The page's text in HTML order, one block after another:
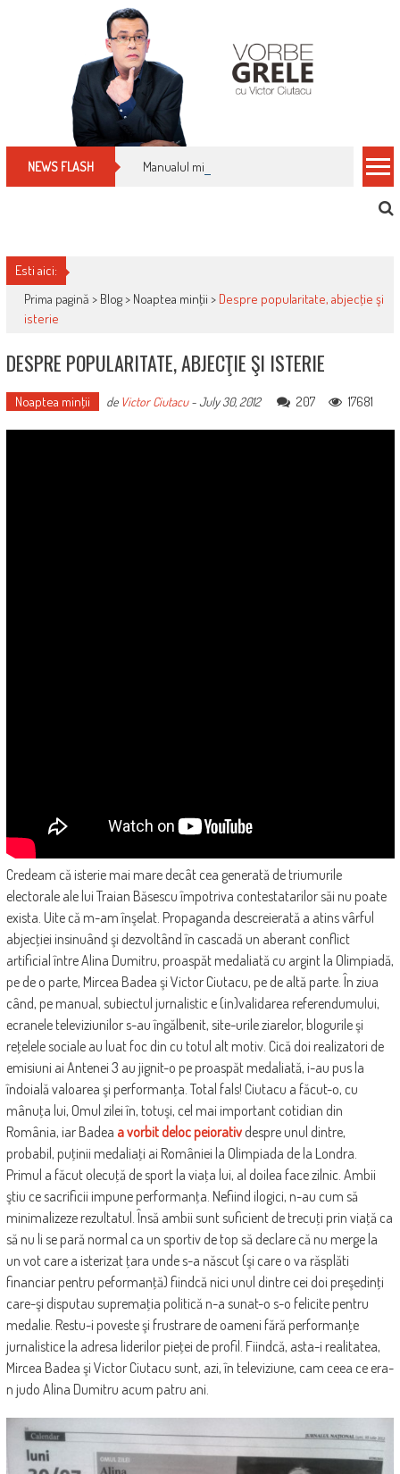
NEWS FLASH Manualul micului cititor de facturi: nu plăti
Esti aici:
Prima pagină > Blog> Noaptea minţii > Despre popularitate, abjecţie şi
isterie
DESPRE POPULARITATE, ABJECŢIE ŞI ISTERIE
Noaptea minţii de Victor Ciutacu-July 30, 2012 207 17681
Credeam că isterie mai mare decât cea generată de triumurile
electorale ale lui Traian Băsescu împotriva contestatarilor săi nu poate
exista. Uite că m-am înşelat. Propaganda descreierată a atins vârful
abjecţiei insinuând şi dezvoltând în cascadă un aberant conflict
artificial între Alina Dumitru, proaspăt medaliată cu argint la Olimpiadă,
pe de o parte, Mircea Badea şi Victor Ciutacu, pe de altă parte. În ziua
când, pe manual, subiectul jurnalistic e (in)validarea referendumului,
ecranele televiziunilor s-au îngălbenit, site-urile ziarelor, blogurile şi
reţelele sociale au luat foc din cu totul alt motiv. Cică doi realizatori de
emisiuni ai Antenei 3 au jignit-o pe proaspăt medaliată, i-au pus la
îndoială valoarea şi performanţa. Total fals! Ciutacu a făcut-o, cu
mânuţa lui, Omul zilei în, totuşi, cel mai important cotidian din
România, iar Badea a vorbit deloc peiorativdespre unul dintre,
probabil, puţinii medaliaţi ai României la Olimpiada de la Londra.
Primul a făcut olecuţă de sport la viaţa lui, al doilea face zilnic. Ambii
ştiu ce sacrificii impune performanţa. Nefiind ilogici, n-au cum să
minimalizeze rezultatul. Însă ambii sunt suficient de trecuţi prin viaţă ca
să nu li se pară normal ca un sportiv de top să declare că nu merge la
un vot care a isterizat ţara unde s-a născut (şi care o va răsplăti
financiar pentru peformanţă) fiindcă nici unul dintre cei doi preşedinţi
care-şi disputau supremaţia politică n-a sunat-o s-o felicite pentru
medalie. Restu-i poveste şi frustrare de oameni fără performanţe
jurnalistice la adresa liderilor pieţei de profil. Fiindcă, asta-i realitatea,
Mircea Badea şi Victor Ciutacu sunt, azi, în televiziune, cam ceea ce era-
n judo Alina Dumitru acum patru ani.